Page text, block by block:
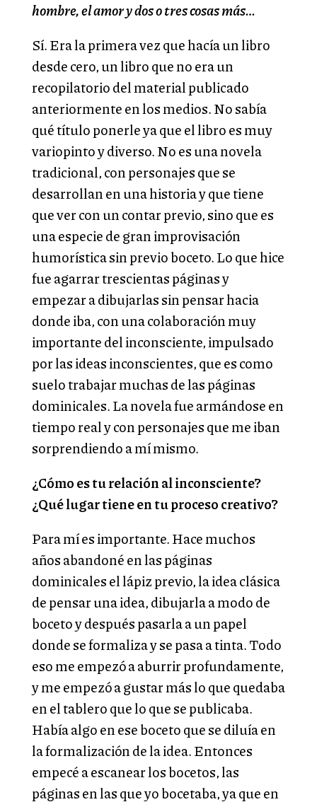
hombre, el amor y dos o tres cosas más…
Sí. Era la primera vez que hacía un libro
desde cero, un libro que no era un
recopilatorio del material publicado
anteriormente en los medios. No sabía
qué título ponerle ya que el libro es muy
variopinto y diverso. No es una novela
tradicional, con personajes que se
desarrollan en una historia y que tiene
que ver con un contar previo, sino que es
una especie de gran improvisación
humorística sin previo boceto. Lo que hice
fue agarrar trescientas páginas y
empezar a dibujarlas sin pensar hacia
donde iba, con una colaboración muy
importante del inconsciente, impulsado
por las ideas inconscientes, que es como
suelo trabajar muchas de las páginas
dominicales. La novela fue armándose en
tiempo real y con personajes que me iban
sorprendiendo a mí mismo.
¿Cómo es tu relación al inconsciente?
¿Qué lugar tiene en tu proceso creativo?
Para mí es importante. Hace muchos
años abandoné en las páginas
dominicales el lápiz previo, la idea clásica
de pensar una idea, dibujarla a modo de
boceto y después pasarla a un papel
donde se formaliza y se pasa a tinta. Todo
eso me empezó a aburrir profundamente,
y me empezó a gustar más lo que quedaba
en el tablero que lo que se publicaba.
Había algo en ese boceto que se diluía en
la formalización de la idea. Entonces
empecé a escanear los bocetos, las
páginas en las que yo bocetaba, ya que en